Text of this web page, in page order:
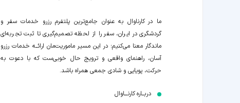
ما در کارناوال به عنوان جامع‌ترین پلتفرم رزرو خدمات سفر و
گردشگری در ایران، سفر را از لحظه‌ تصمیم‌گیری تا ثبت تجربه‌ای
ماندگار معنا می‌کنیم؛ در این مسیر‍ ماموریت‌مان اراﺋــﻪ خدمات رزرو
آسان، راهنمای واقعی و ترویج حال خوبی‌ست که با دعوت به
حرکت، پویایی و شادی جمعی همراه باشد.
دربــاره کارنـــاوال